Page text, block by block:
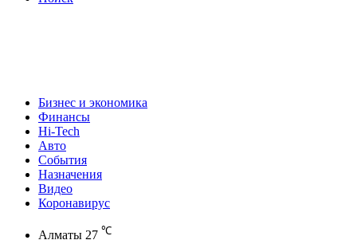
Бизнес и экономика
Финансы
Hi-Tech
Авто
События
Назначения
Видео
Коронавирус
Алматы 27 ℃